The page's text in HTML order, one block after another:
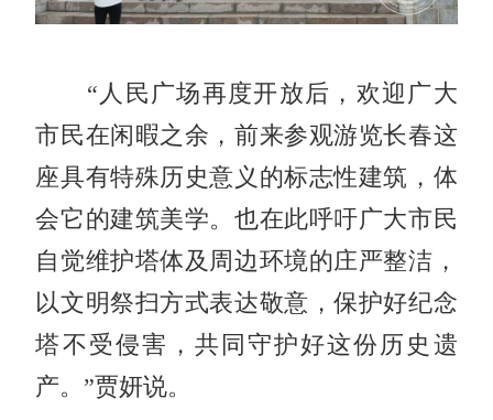
“人民广场再度开放后，欢迎广大
市民在闲暇之余，前来参观游览长春这
座具有特殊历史意义的标志性建筑，体
会它的建筑美学。也在此呼吁广大市民
自觉维护塔体及周边环境的庄严整洁，
以文明祭扫方式表达敬意，保护好纪念
塔不受侵害，共同守护好这份历史遗
产。”贾妍说。